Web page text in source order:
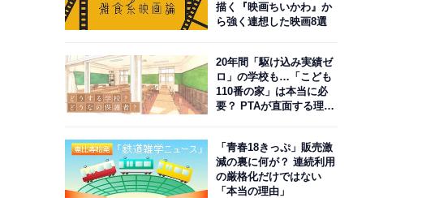
描く『映画ちいかわ』か
ら強く連想した映画8選
20年間「駆け込み実績ゼ
ロ」の学校も…「こども
110番の家」は本当に必
要？ PTAが直面する理想
「青春18きっぷ」販売激
減の裏に何が？ 連続利用
の厳格化だけではない
「本当の理由」